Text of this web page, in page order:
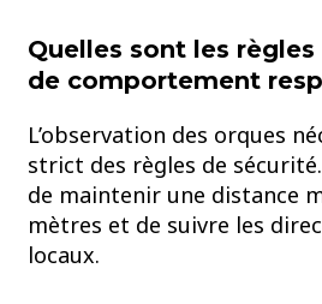
Quelles sont les
de comportement
L’observation des orques
strict des règles de
de maintenir une distance
mètres et de suivre les
locaux.